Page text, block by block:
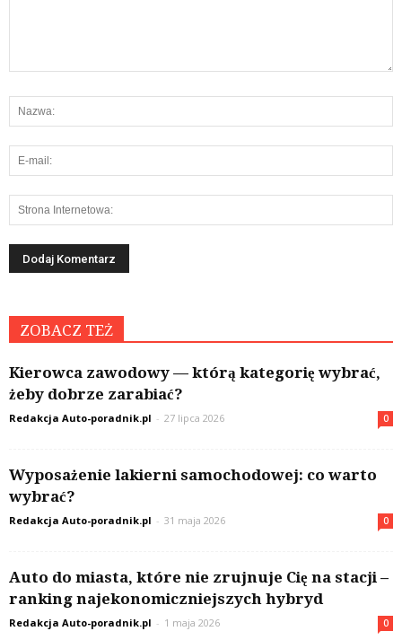
ZOBACZ TEŻ
Kierowca zawodowy — którą kategorię wybrać,
żeby dobrze zarabiać?
Redakcja Auto-poradnik.pl - 27 lipca 2026 0
Wyposażenie lakierni samochodowej: co warto
wybrać?
Redakcja Auto-poradnik.pl - 31 maja 2026 0
Auto do miasta, które nie zrujnuje Cię na stacji –
ranking najekonomiczniejszych hybryd
Redakcja Auto-poradnik.pl - 1 maja 2026 0